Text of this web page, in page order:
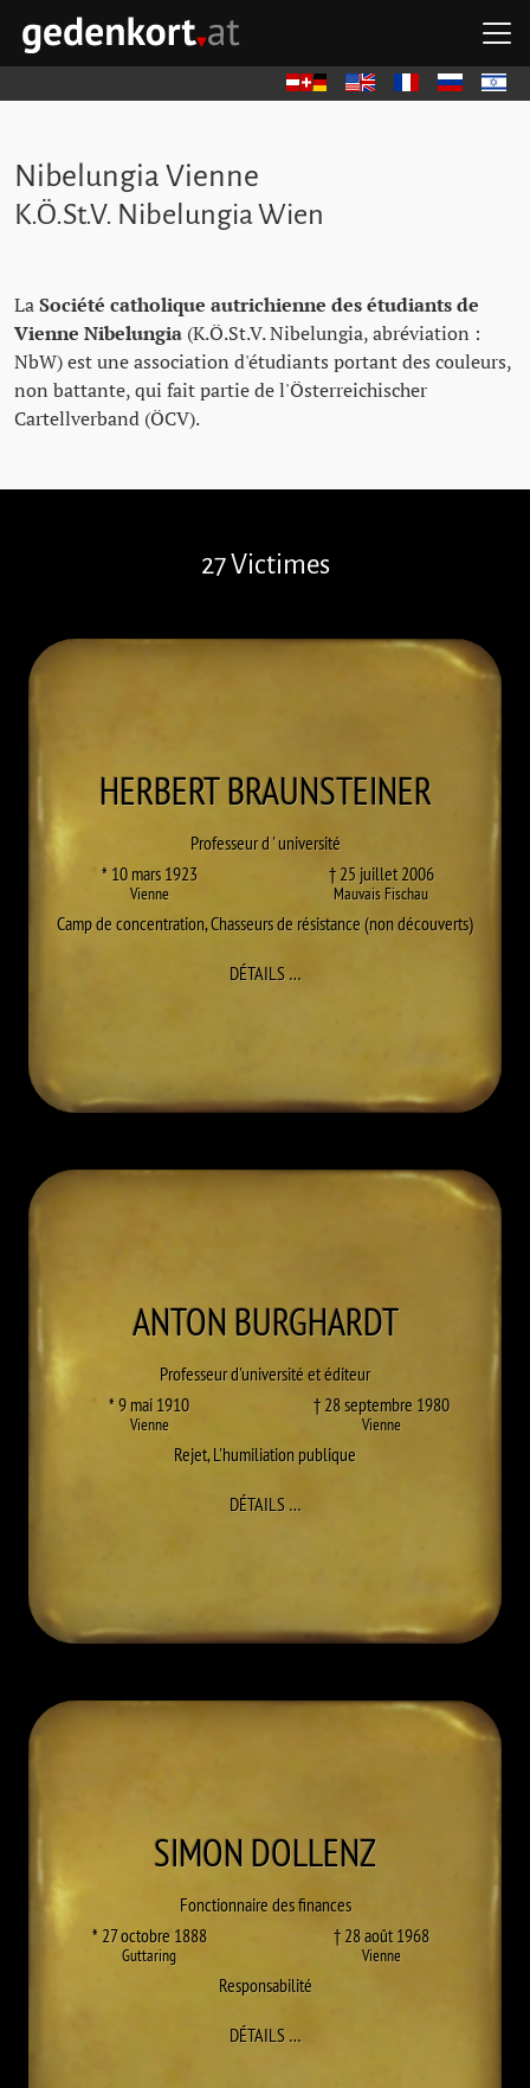
Aller au contenu principal
Aller à la navigation principale
Aller aux liens rapides
GEDENKORT - ACCUEIL
DeutschEnglish FrançaisРусский
עברית
Nibelungia Vienne
K.Ö.St.V. Nibelungia Wien
LaSociété catholique autrichienne des étudiants de
Vienne Nibelungia (K.Ö.St.V. Nibelungia, abréviation :
NbW) est une association d'étudiants portant des couleurs,
non battante, qui fait partie de l'Österreichischer
Cartellverband (ÖCV).
27 Victimes
HERBERTBRAUNSTEINER
Professeur d ' université
* 10 mars 1923
Vienne
† 25 juillet 2006
Mauvais Fischau
Camp de concentration,Chasseurs de résistance (non découverts)
DÉTAILS…À HERBERT BRAUNSTEINER
ANTONBURGHARDT
Professeur d'université et éditeur
* 9 mai 1910
Vienne
† 28 septembre 1980
Vienne
Rejet,L'humiliation publique
DÉTAILS…À ANTON BURGHARDT
SIMONDOLLENZ
Fonctionnaire des finances
* 27 octobre 1888
Guttaring
† 28 août 1968
Vienne
Responsabilité
DÉTAILS…À SIMON DOLLENZ